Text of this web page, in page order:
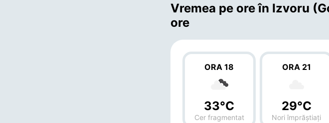
Vremea pe ore în Izvoru
ore
ORA 18
33°C
Cer fragmentat
ORA 21
29°C
Nori împrăștiați